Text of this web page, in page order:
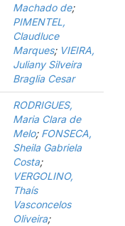
Machado de;
PIMENTEL,
Claudluce
Marques; VIEIRA,
Juliany Silveira
Braglia Cesar
RODRIGUES,
Maria Clara de
Melo; FONSECA,
Sheila Gabriela
Costa;
VERGOLINO,
Thaís
Vasconcelos
Oliveira;